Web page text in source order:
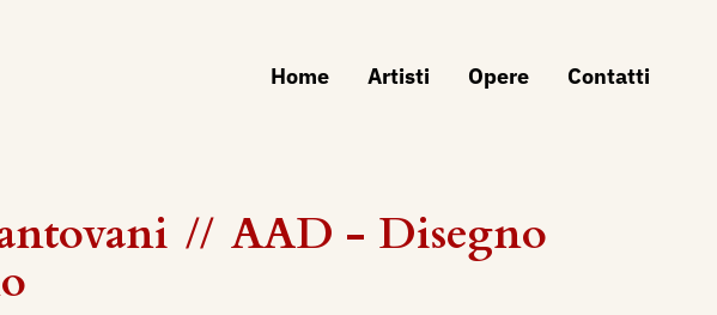
Home Artisti Opere Contatti
// AAD - Disegno